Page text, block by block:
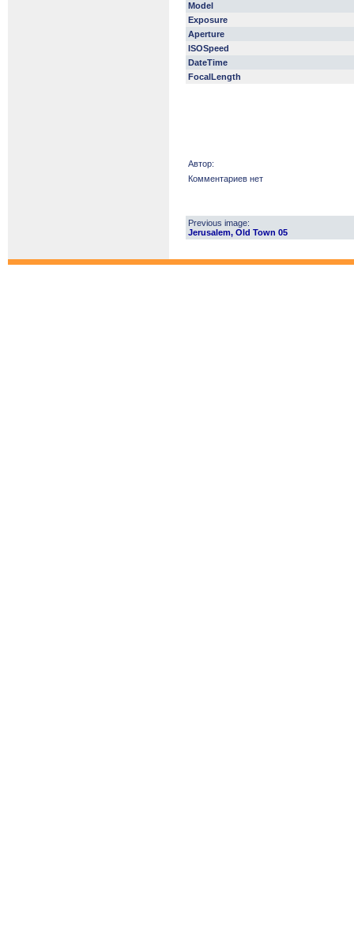
Model
Exposure
Aperture
ISOSpeed
DateTime
FocalLength
Автор:
Комментариев нет
Previous image:
Jerusalem, Old Town 05